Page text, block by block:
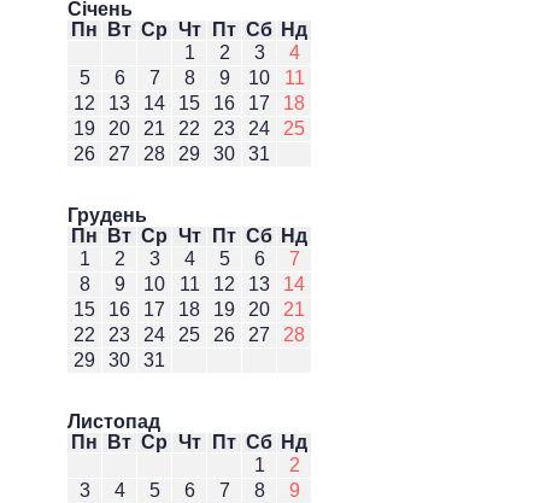
Січень
Пн
Вт Ср Чт Пт Сб Нд
1
2 3
4
5
6 7 8 9 10
11
12
13 14 15 16 17
18
19
20 21 22 23 24
25
26
27 28 29 30 31
Грудень
Пн
Вт Ср Чт Пт Сб Нд
1
2 3 4 5 6
7
8
9 10 11 12 13
14
15
16 17 18 19 20
21
22
23 24 25 26 27
28
29
30 31
Листопад
Пн
Вт Ср Чт Пт Сб Нд
1
2
3
4 5 6 7 8
9